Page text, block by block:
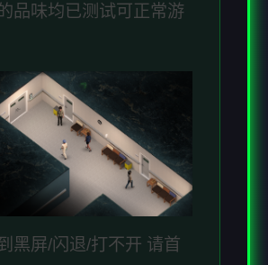
品味均已测试可正常游
黑屏/闪退/打不开 请首